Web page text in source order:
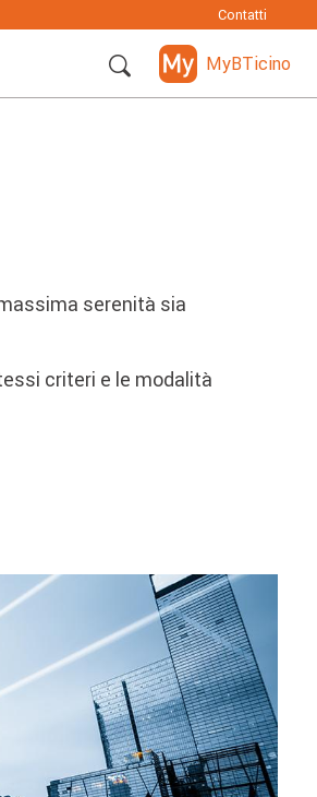
Contatti
MyBTicino
serenità sia
criteri e le modalità